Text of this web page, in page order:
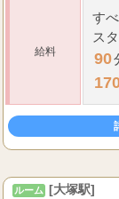
給料
す
ス
90
ルーム [大塚駅]